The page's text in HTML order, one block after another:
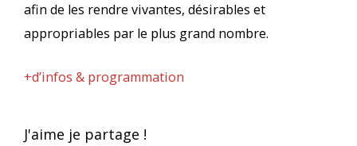
afin de les rendre vivantes, désirables et
appropriables par le plus grand nombre.
+d’infos & programmation
J'aime je partage !